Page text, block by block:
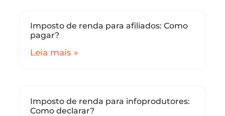
Imposto de renda para afiliados: Como
pagar?
Leia mais »
Imposto de renda para infoprodutores:
Como declarar?